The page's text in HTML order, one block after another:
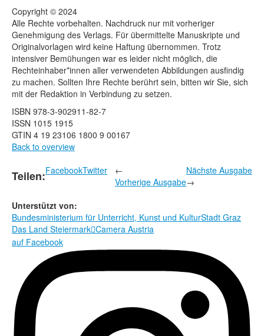
Copyright © 2024
Alle Rechte vorbehalten. Nachdruck nur mit vorheriger
Genehmigung des Verlags. Für übermittelte Manuskripte und
Originalvorlagen wird keine Haftung übernommen. Trotz
intensiver Bemühungen war es leider nicht möglich, die
Rechteinhaber*innen aller verwendeten Abbildungen ausfindig
zu machen. Sollten Ihre Rechte berührt sein, bitten wir Sie, sich
mit der Redaktion in Verbindung zu setzen.
ISBN 978-3-902911-82-7
ISSN 1015 1915
GTIN 4 19 23106 1800 9 00167
Back to overview
Teilen:FacebookTwitter
←
Vorherige Ausgabe
Nächste Ausgabe
→
Unterstützt von:
Bundesministerium für Unterricht, Kunst und KulturStadt Graz
Das Land SteiermarkCamera Austria
auf Facebook